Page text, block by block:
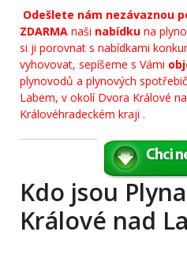
Odešlete nám nezávaznou
ZDARMA naši nabídku na
si ji porovnat s nabídkami
vyhovovat, sepíšeme s Vámi
plynovodů a plynových
Labem, v okolí Dvora Králové
Královéhradeckém kraji .
Kdo jsou
Králové nad